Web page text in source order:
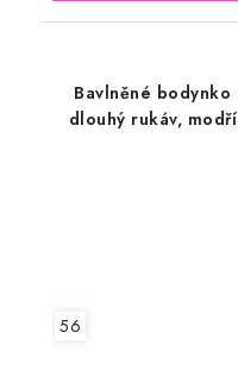
Bavlněné bodynko
dlouhý rukáv, modří
56